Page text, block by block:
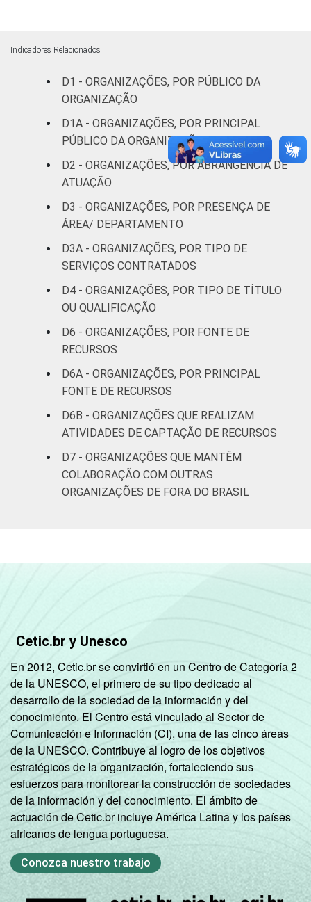
pesquisa
Desenvolvimento
e defesa de
direitos
60
Saúde e
social
Outros 55
Estudos para o Desenvolvimento da
Sociedade da Informação (Cetic.br),
Pesquisa sobre o uso das Tecnologias de
Informação e Comunicação nas organizações
Organizações Sem Fins Lucrativos 2016
Indicadores Relacionados
D1 - ORGANIZAÇÕES, POR PÚBLICO DA
ORGANIZAÇÃO
D1A - ORGANIZAÇÕES, POR PRINCIPAL
PÚBLICO DA ORGANIZAÇÃO
D2 - ORGANIZAÇÕES, POR ABRANGÊNCIA DE
ATUAÇÃO
D3 - ORGANIZAÇÕES, POR PRESENÇA DE
ÁREA/ DEPARTAMENTO
D3A - ORGANIZAÇÕES, POR TIPO DE
SERVIÇOS CONTRATADOS
D4 - ORGANIZAÇÕES, POR TIPO DE TÍTULO
OU QUALIFICAÇÃO
D6 - ORGANIZAÇÕES, POR FONTE DE
RECURSOS
D6A - ORGANIZAÇÕES, POR PRINCIPAL
FONTE DE RECURSOS
D6B - ORGANIZAÇÕES QUE REALIZAM
ATIVIDADES DE CAPTAÇÃO DE RECURSOS
D7 - ORGANIZAÇÕES QUE MANTÊM
COLABORAÇÃO COM OUTRAS
ORGANIZAÇÕES DE FORA DO BRASIL
Cetic.br y Unesco
En 2012, Cetic.br se convirtió en un Centro de Categoría 2
de la UNESCO, el primero de su tipo dedicado al
desarrollo de la sociedad de la información y del
conocimiento. El Centro está vinculado al Sector de
Comunicación e Información (CI), una de las cinco áreas
de la UNESCO. Contribuye al logro de los objetivos
estratégicos de la organización, fortaleciendo sus
esfuerzos para monitorear la construcción de sociedades
de la información y del conocimiento. El ámbito de
actuación de Cetic.br incluye América Latina y los países
africanos de lengua portuguesa.
Conozca nuestro trabajo